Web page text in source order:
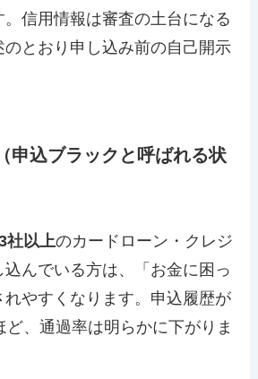
信用情報は審査の土台になる
とおり申し込み前の自己開示
申込ブラックと呼ばれる状
社以上のカードローン・クレジ
込んでいる方は、「お金に困っ
れやすくなります。申込履歴が
ど、通過率は明らかに下がりま